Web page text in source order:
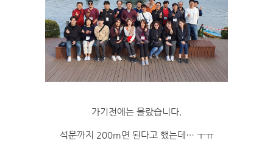
가기전에는 몰랐습니다.
석문까지 200m면 된다고 했는데… ㅜㅠ